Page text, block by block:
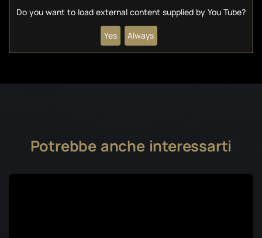
Do you want to load external content supplied by You Tube?
Yes Always
Potrebbe anche interessarti